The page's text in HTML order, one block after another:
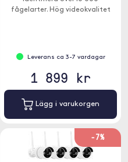
fågelarter. Hög videokvalitet
Leverans ca 3-7 vardagar
1 899 kr
Lägg i varukorgen
-7%